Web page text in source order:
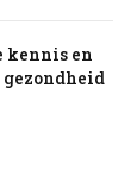
kennis en